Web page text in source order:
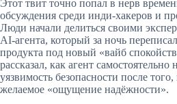
Этот твит точно попал в нерв
обсуждения среди инди-хакеров и
Люди начали делиться своими
AI-агента, который за ночь
продукта под новый «вайб
рассказал, как агент
уязвимость безопасности после
желаемое «ощущение надёжности».